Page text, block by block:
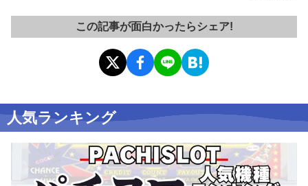
この記事が面白かったらシェア!
人気ランキング